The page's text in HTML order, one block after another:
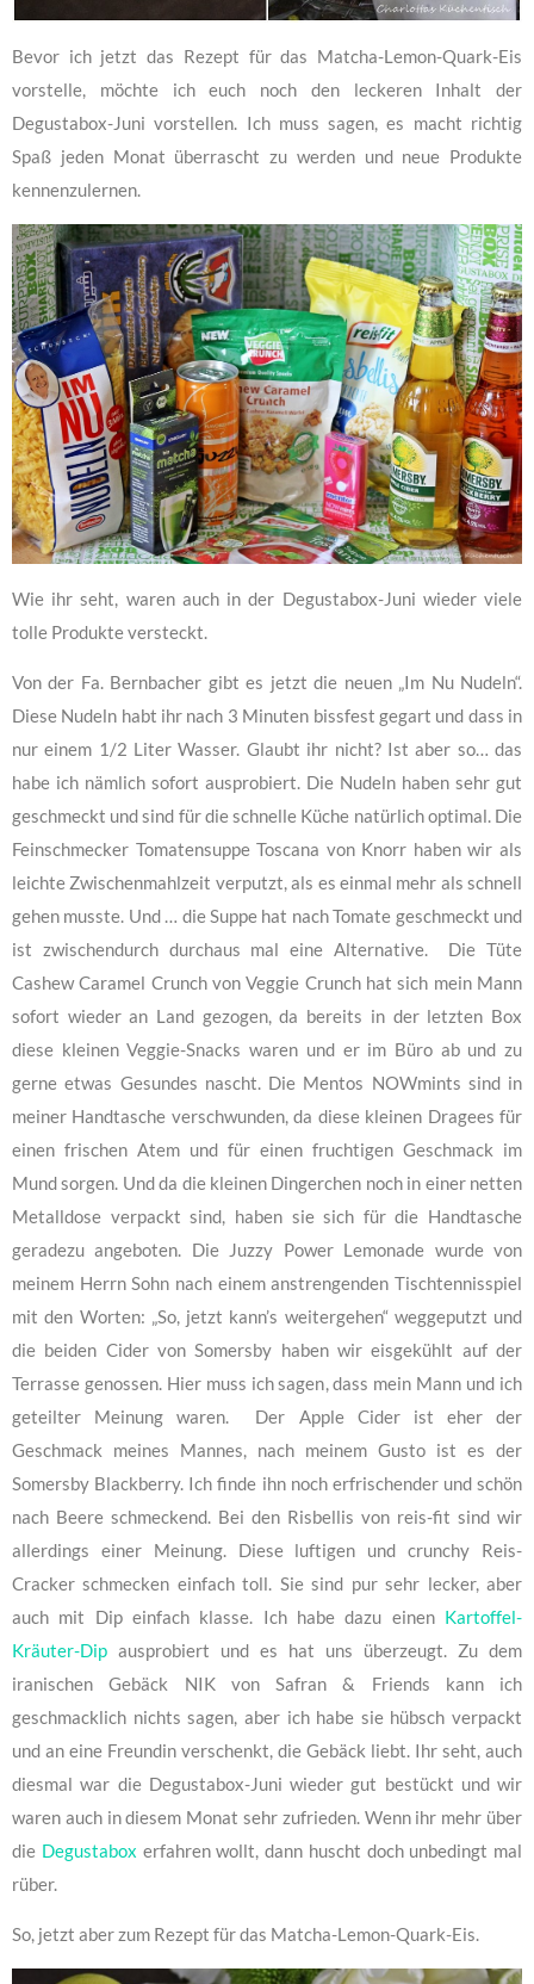
Bevor ich jetzt das Rezept für das Matcha-Lemon-Quark-Eis
vorstelle, möchte ich euch noch den leckeren Inhalt der
Degustabox-Juni vorstellen. Ich muss sagen, es macht richtig
Spaß jeden Monat überrascht zu werden und neue Produkte
kennenzulernen.
Wie ihr seht, waren auch in der Degustabox-Juni wieder viele
tolle Produkte versteckt.
Von der Fa. Bernbacher gibt es jetzt die neuen „Im Nu Nudeln“.
Diese Nudeln habt ihr nach 3 Minuten bissfest gegart und dass in
nur einem 1/2 Liter Wasser. Glaubt ihr nicht? Ist aber so… das
habe ich nämlich sofort ausprobiert. Die Nudeln haben sehr gut
geschmeckt und sind für die schnelle Küche natürlich optimal. Die
Feinschmecker Tomatensuppe Toscana von Knorr haben wir als
leichte Zwischenmahlzeit verputzt, als es einmal mehr als schnell
gehen musste. Und … die Suppe hat nach Tomate geschmeckt und
ist zwischendurch durchaus mal eine Alternative. Die Tüte
Cashew Caramel Crunch von Veggie Crunch hat sich mein Mann
sofort wieder an Land gezogen, da bereits in der letzten Box
diese kleinen Veggie-Snacks waren und er im Büro ab und zu
gerne etwas Gesundes nascht. Die Mentos NOWmints sind in
meiner Handtasche verschwunden, da diese kleinen Dragees für
einen frischen Atem und für einen fruchtigen Geschmack im
Mund sorgen. Und da die kleinen Dingerchen noch in einer netten
Metalldose verpackt sind, haben sie sich für die Handtasche
geradezu angeboten. Die Juzzy Power Lemonade wurde von
meinem Herrn Sohn nach einem anstrengenden Tischtennisspiel
mit den Worten: „So, jetzt kann’s weitergehen“ weggeputzt und
die beiden Cider von Somersby haben wir eisgekühlt auf der
Terrasse genossen. Hier muss ich sagen, dass mein Mann und ich
geteilter Meinung waren. Der Apple Cider ist eher der
Geschmack meines Mannes, nach meinem Gusto ist es der
Somersby Blackberry. Ich finde ihn noch erfrischender und schön
nach Beere schmeckend. Bei den Risbellis von reis-fit sind wir
allerdings einer Meinung. Diese luftigen und crunchy Reis-
Cracker schmecken einfach toll. Sie sind pur sehr lecker, aber
auch mit Dip einfach klasse. Ich habe dazu einen Kartoffel-
Kräuter-Dip ausprobiert und es hat uns überzeugt. Zu dem
iranischen Gebäck NIK von Safran & Friends kann ich
geschmacklich nichts sagen, aber ich habe sie hübsch verpackt
und an eine Freundin verschenkt, die Gebäck liebt. Ihr seht, auch
diesmal war die Degustabox-Juni wieder gut bestückt und wir
waren auch in diesem Monat sehr zufrieden. Wenn ihr mehr über
die Degustabox erfahren wollt, dann huscht doch unbedingt mal
rüber.
So, jetzt aber zum Rezept für das Matcha-Lemon-Quark-Eis.